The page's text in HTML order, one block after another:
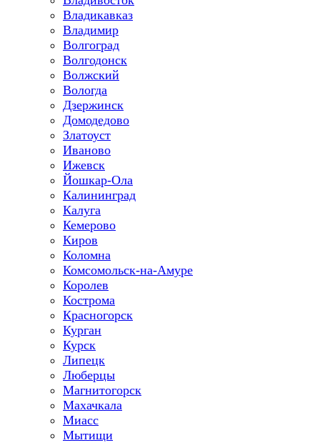
Владикавказ
Владимир
Волгоград
Волгодонск
Волжский
Вологда
Дзержинск
Домодедово
Златоуст
Иваново
Ижевск
Йошкар-Ола
Калининград
Калуга
Кемерово
Киров
Коломна
Комсомольск-на-Амуре
Королев
Кострома
Красногорск
Курган
Курск
Липецк
Люберцы
Магнитогорск
Махачкала
Миасс
Мытищи